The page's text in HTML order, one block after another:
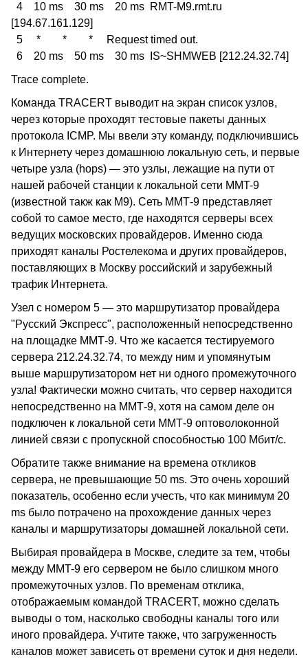
4 10 ms 30 ms 20 ms RMT-M9.rmt.ru
[194.67.161.129]
5 * * * Request timed out.
6 20 ms 50 ms 30 ms IS~SHMWEB [212.24.32.74]
Trace complete.
Команда TRACERT выводит на экран список узлов,
через которые проходят тестовые пакеты данных
протокола ICMP. Мы ввели эту команду, подключившись
к Интернету через домашнюю локальную сеть, и первые
четыре узла (hops) — это узлы, лежащие на пути от
нашей рабочей станции к локальной сети MMT-9
(известной такж как М9). Сеть ММТ-9 представляет
собой то самое место, где находятся серверы всех
ведущих московских провайдеров. Именно сюда
приходят каналы Ростелекома и других провайдеров,
поставляющих в Москву российский и зарубежный
трафик Интернета.
Узел с номером 5 — это маршрутизатор провайдера
"Русский Экспресс", расположенный непосредственно
на площадке ММТ-9. Что же касается тестируемого
сервера 212.24.32.74, то между ним и упомянутым
выше маршрутизатором нет ни одного промежуточного
узла! Фактически можно считать, что сервер находится
непосредственно на ММТ-9, хотя на самом деле он
подключен к локальной сети ММТ-9 оптоволоконной
линией связи с пропускной способностью 100 Мбит/с.
Обратите также внимание на времена откликов
сервера, не превышающие 50 ms. Это очень хороший
показатель, особенно если учесть, что как минимум 20
ms было потрачено на прохождение данных через
каналы и маршрутизаторы домашней локальной сети.
Выбирая провайдера в Москве, следите за тем, чтобы
между MMT-9 его сервером не было слишком много
промежуточных узлов. По временам отклика,
отображаемым командой TRACERT, можно сделать
выводы о том, насколько свободны каналы того или
иного провайдера. Учтите также, что загруженность
каналов может зависеть от времени суток и дня недели.